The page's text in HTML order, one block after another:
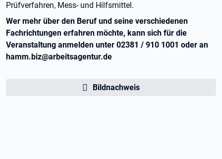
Prüfverfahren, Mess- und Hilfsmittel.
Wer mehr über den Beruf und seine verschiedenen
Fachrichtungen erfahren möchte, kann sich für die
Veranstaltung anmelden unter 02381 / 910 1001 oder an
hamm.biz@arbeitsagentur.de
Bildnachweis